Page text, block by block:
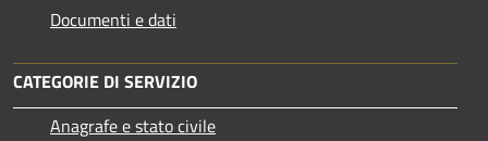
Documenti e dati
CATEGORIE DI SERVIZIO
Anagrafe e stato civile